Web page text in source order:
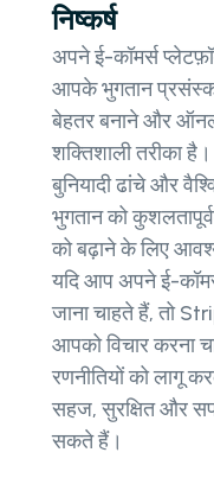
निष्कर्ष
अपने ई-कॉमर्स
आपके भुगतान
बेहतर बनाने और
शक्तिशाली तरीका
बुनियादी ढांचे और
भुगतान को
को बढ़ाने के लिए
यदि आप अपने ई-
जाना चाहते हैं, तो
आपको विचार करना
रणनीतियों को लागू
सहज, सुरक्षित और
सकते हैं।